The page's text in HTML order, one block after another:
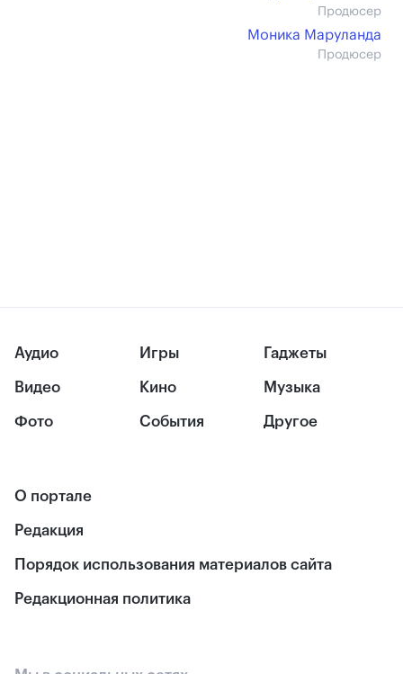
Продюсер
Моника Маруланда
Продюсер
Аудио
Видео
Фото
Игры
Кино
События
Гаджеты
Музыка
Другое
О портале
Редакция
Порядок использования материалов сайта
Редакционная политика